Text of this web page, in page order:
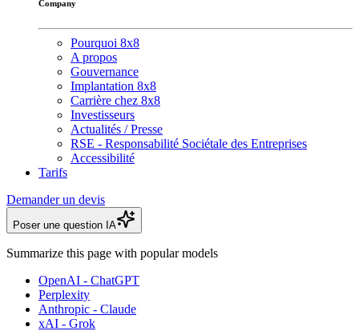
Company
Pourquoi 8x8
A propos
Gouvernance
Implantation 8x8
Carrière chez 8x8
Investisseurs
Actualités / Presse
RSE - Responsabilité Sociétale des Entreprises
Accessibilité
Tarifs
Demander un devis
Poser une question IA
Summarize this page with popular models
OpenAI - ChatGPT
Perplexity
Anthropic - Claude
xAI - Grok